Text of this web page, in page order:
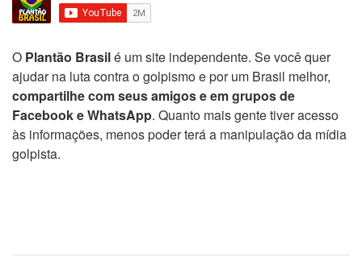
O Plantão Brasilé um site independente. Se você quer
ajudar na luta contra o golpismo e por um Brasil melhor,
compartilhe com seus amigos e em grupos de
Facebook e WhatsApp. Quanto mais gente tiver acesso
às informações, menos poder terá a manipulação da mídia
golpista.